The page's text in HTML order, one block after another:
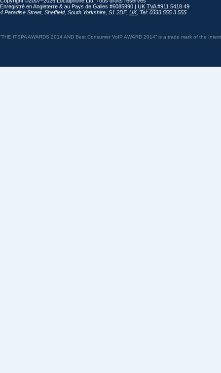
Enregistré en Angleterre & au Pays de Galles #6085990 | UK TVA#911 5418 49
4 Paradise Street, Sheffield, South Yorkshire S1 2DF, UK, Tel: 0333 555 3 555
“THE ITSPA AWARDS 2014 AND Best Consumer VoIP AWARD 2014” is a trade mark of the